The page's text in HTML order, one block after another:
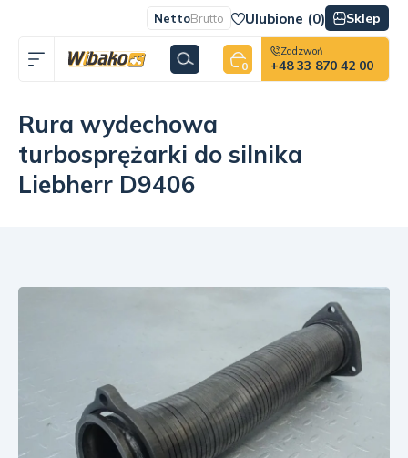
NettoBrutto Ulubione (0) Sklep
0
Zadzwoń
+48 33 870 42 00
Rura wydechowa
turbosprężarki do silnika
Liebherr D9406